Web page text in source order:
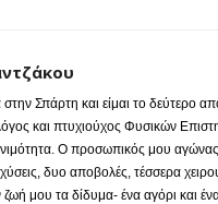
Σπάρτη και είμαι το δεύτερο
και πτυχιούχος Φυσικών
Ο προσωπικός μου αγώνας
δυο αποβολές, τέσσερα
ζωή μου τα δίδυμα- ένα αγόρι και